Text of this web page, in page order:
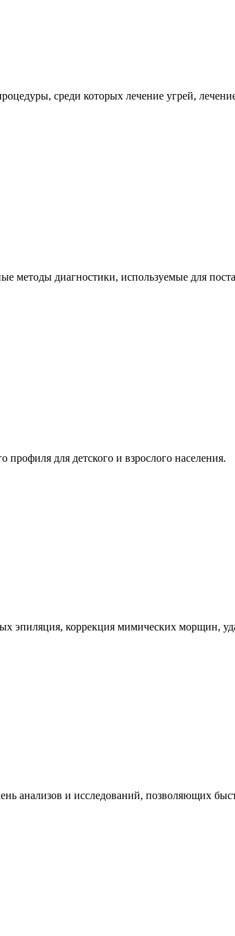
среди которых лечение угрей,
методы диагностики, используемые для
профиля для детского и взрослого населения.
эпиляция, коррекция мимических морщин,
анализов и исследований, позволяющих